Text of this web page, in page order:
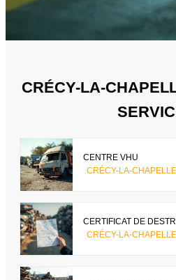
CRÉCY-LA-
CENTRE VHU
CRÉCY-LA-CHAPELLE
CERTIFICAT DE
CRÉCY-LA-CHAPELLE